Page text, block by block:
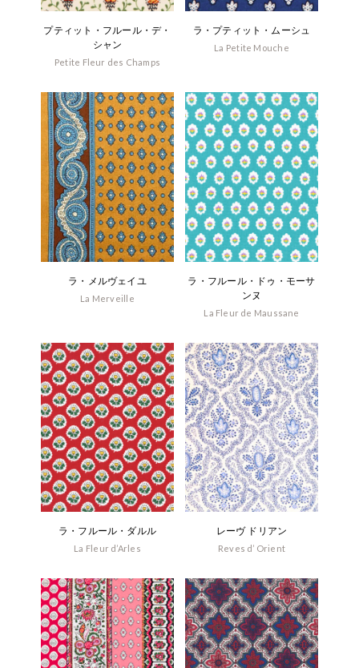
プティット・フルール・デ・
シャン
Petite Fleur des Champs
ラ・プティット・ムーシュ
La Petite Mouche
ラ・メルヴェイユ
La Merveille
ラ・フルール・ドゥ・モーサ
ンヌ
La Fleur de Maussane
ラ・フルール・ダルル
La Fleur d’Arles
レーヴ ドリアン
Reves d’ Orient